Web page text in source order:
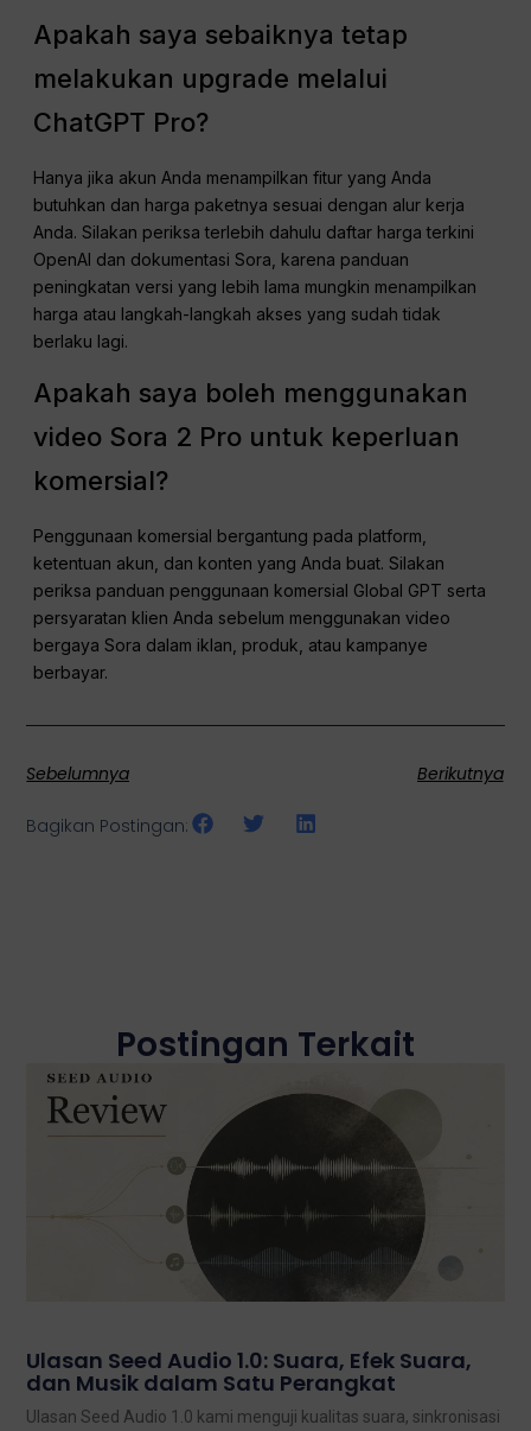
Apakah saya sebaiknya tetap
melakukan upgrade melalui
ChatGPT Pro?
Hanya jika akun Anda menampilkan fitur yang Anda
butuhkan dan harga paketnya sesuai dengan alur kerja
Anda. Silakan periksa terlebih dahulu daftar harga terkini
OpenAI dan dokumentasi Sora, karena panduan
peningkatan versi yang lebih lama mungkin menampilkan
harga atau langkah-langkah akses yang sudah tidak
berlaku lagi.
Apakah saya boleh menggunakan
video Sora 2 Pro untuk keperluan
komersial?
Penggunaan komersial bergantung pada platform,
ketentuan akun, dan konten yang Anda buat. Silakan
periksa panduan penggunaan komersial Global GPT serta
persyaratan klien Anda sebelum menggunakan video
bergaya Sora dalam iklan, produk, atau kampanye
berbayar.
Sebelumnya Berikutnya
Bagikan Postingan:
Postingan Terkait
Ulasan Seed Audio 1.0: Suara, Efek Suara,
dan Musik dalam Satu Perangkat
Ulasan Seed Audio 1.0 kami menguji kualitas suara, sinkronisasi